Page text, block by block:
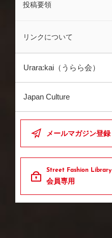
投稿要領
リンクについて
Urara:kai（うらら会）
Japan Culture
メールマガジン登録
Street Fashion Library
会員専用